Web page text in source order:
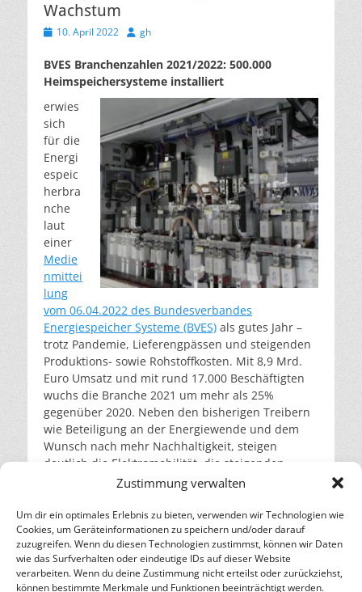
Zustimmung verwalten
Um dir ein optimales Erlebnis zu bieten, verwenden wir Technologien wie
Cookies, um Geräteinformationen zu speichern und/oder darauf
zuzugreifen. Wenn du diesen Technologien zustimmst, können wir Daten
wie das Surfverhalten oder eindeutige IDs auf dieser Website
verarbeiten. Wenn du deine Zustimmung nicht erteilst oder zurückziehst,
können bestimmte Merkmale und Funktionen beeinträchtigt werden.
Wachstum
Veröffentlicht
10. April 2022 Autor
gh
BVES Branchenzahlen 2021/2022: 500.000
Heimspeichersysteme installiert
erwies
sich
für die
Energi
espeic
herbra
nche
laut
einer
Medie
nmittei
lung
vom 06.04.2022 des Bundesverbandes
Energiespeicher Systeme (BVES) als gutes Jahr –
trotz Pandemie, Lieferengpässen und steigenden
Produktions- sowie Rohstoffkosten. Mit 8,9 Mrd.
Euro Umsatz und mit rund 17.000 Beschäftigten
wuchs die Branche 2021 um mehr als 25%
gegenüber 2020. Neben den bisherigen Treibern
wie Beteiligung an der Energiewende und dem
Wunsch nach mehr Nachhaltigkeit, steigen
deutlich die Elektromobilität, die steigenden
Energiepreise und der Wunsch nach
Versorgungssicherheit als Treiber der Märkte ein.
weiterlesen…
– Energie für die Zukunft –